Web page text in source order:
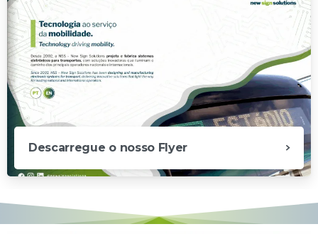
Descarregue o nosso Flyer